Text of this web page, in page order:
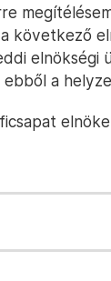
következő
a